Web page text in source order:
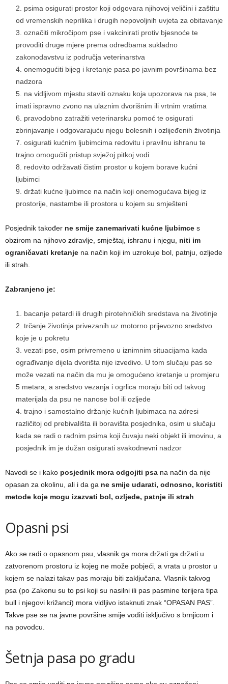
psima osigurati prostor koji odgovara njihovoj veličini i zaštitu
od vremenskih neprilika i drugih nepovoljnih uvjeta za obitavanje
označiti mikročipom pse i vakcinirati protiv bjesnoće te
provoditi druge mjere prema odredbama sukladno
zakonodavstvu iz područja veterinarstva
onemogućiti bijeg i kretanje pasa po javnim površinama bez
nadzora
na vidljivom mjestu staviti oznaku koja upozorava na psa, te
imati ispravno zvono na ulaznim dvorišnim ili vrtnim vratima
pravodobno zatražiti veterinarsku pomoć te osigurati
zbrinjavanje i odgovarajuću njegu bolesnih i ozlijeđenih životinja
osigurati kućnim ljubimcima redovitu i pravilnu ishranu te
trajno omogućiti pristup svježoj pitkoj vodi
redovito održavati čistim prostor u kojem borave kućni
ljubimci
držati kućne ljubimce na način koji onemogućava bijeg iz
prostorije, nastambe ili prostora u kojem su smješteni
Posjednik također ne smije zanemarivati kućne ljubimce s
obzirom na njihovo zdravlje, smještaj, ishranu i njegu, niti im
ograničavati kretanje na način koji im uzrokuje bol, patnju, ozljede
ili strah.
Zabranjeno je:
bacanje petardi ili drugih pirotehničkih sredstava na životinje
trčanje životinja privezanih uz motorno prijevozno sredstvo
koje je u pokretu
vezati pse, osim privremeno u iznimnim situacijama kada
ograđivanje dijela dvorišta nije izvedivo. U tom slučaju pas se
može vezati na način da mu je omogućeno kretanje u promjeru
5 metara, a sredstvo vezanja i ogrlica moraju biti od takvog
materijala da psu ne nanose bol ili ozljede
trajno i samostalno držanje kućnih ljubimaca na adresi
različitoj od prebivališta ili boravišta posjednika, osim u slučaju
kada se radi o radnim psima koji čuvaju neki objekt ili imovinu, a
posjednik im je dužan osigurati svakodnevni nadzor
Navodi se i kako posjednik mora odgojiti psa na način da nije
opasan za okolinu, ali i da ga ne smije udarati, odnosno, koristiti
metode koje mogu izazvati bol, ozljede, patnje ili strah
Opasni psi
Ako se radi o opasnom psu, vlasnik ga mora držati ga držati u
zatvorenom prostoru iz kojeg ne može pobjeći, a vrata u prostor u
kojem se nalazi takav pas moraju biti zaključana. Vlasnik takvog
psa (po Zakonu su to psi koji su nasilni ili pas pasmine terijera tipa
bull i njegovi križanci) mora vidljivo istaknuti znak “OPASAN PAS”.
Takve pse se na javne površine smije voditi isključivo s brnjicom i
na povodcu.
Šetnja pasa po gradu